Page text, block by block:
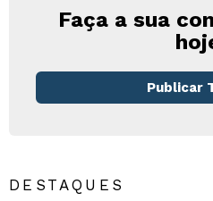
Faça a sua
Publicar
DESTAQUES